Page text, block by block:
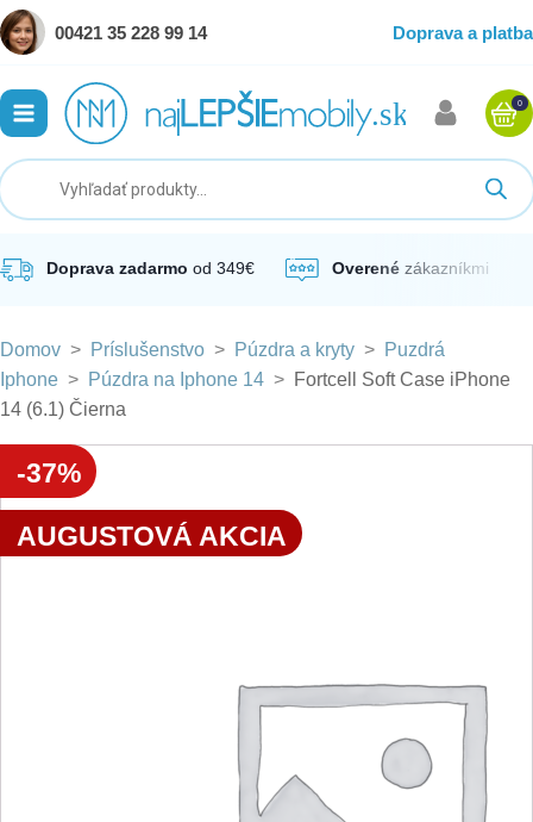
00421 35 228 99 14 Doprava a platba
0
Doprava zadarmo od 349€ Overené zákazníkmi
Domov > Príslušenstvo > Púzdra a kryty > Puzdrá
Iphone > Púzdra na Iphone 14 > Fortcell Soft Case iPhone
14 (6.1) Čierna
-37%
AUGUSTOVÁ AKCIA